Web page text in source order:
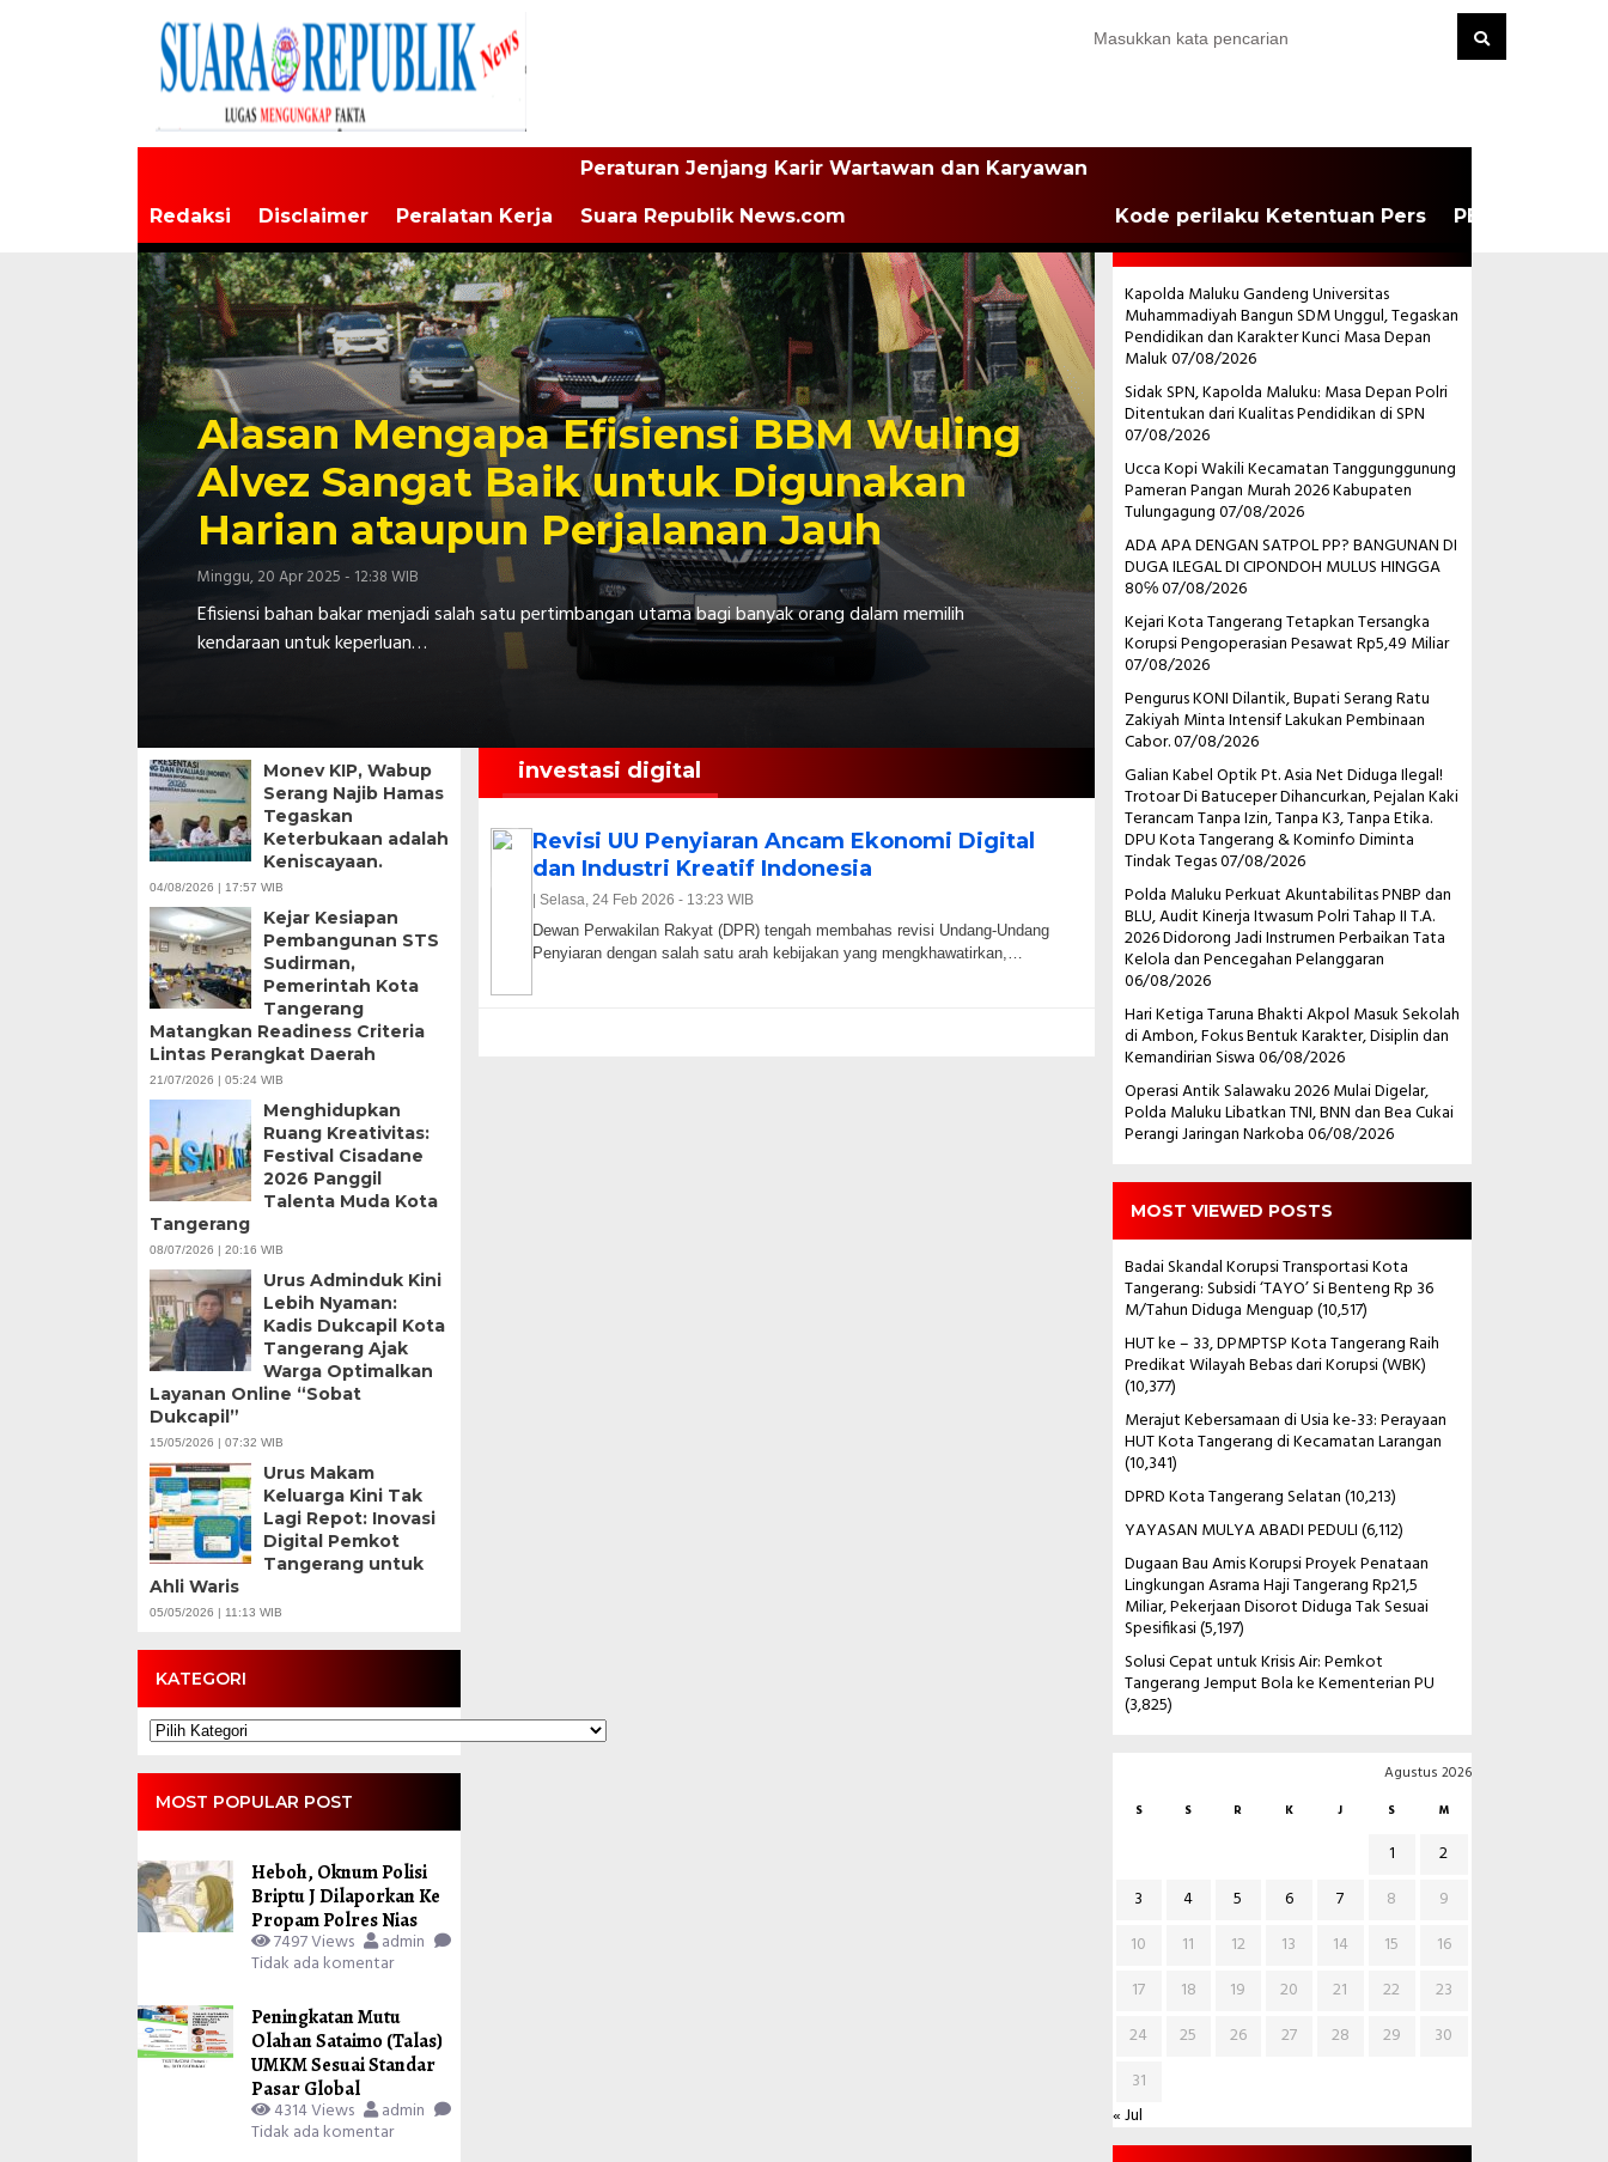
Redaksi Disclaimer Peralatan Kerja
Peraturan Jenjang Karir Wartawan dan Karyawan
Suara Republik News.com Kode perilaku Ketentuan Pers PEDOMAN
Alasan Mengapa Efisiensi BBM Wuling
Alvez Sangat Baik untuk Digunakan
Harian ataupun Perjalanan Jauh
Minggu, 20 Apr 2025 - 12:38 WIB
Efisiensi bahan bakar menjadi salah satu pertimbangan utama bagi banyak orang dalam memilih
kendaraan untuk keperluan…
Monev KIP, Wabup
Serang Najib Hamas
Tegaskan
Keterbukaan adalah
Keniscayaan.
04/08/2026 | 17:57 WIB
Kejar Kesiapan
Pembangunan STS
Sudirman,
Pemerintah Kota
Tangerang
Matangkan Readiness Criteria
Lintas Perangkat Daerah
21/07/2026 | 05:24 WIB
Menghidupkan
Ruang Kreativitas:
Festival Cisadane
2026 Panggil
Talenta Muda Kota
Tangerang
08/07/2026 | 20:16 WIB
Urus Adminduk Kini
Lebih Nyaman:
Kadis Dukcapil Kota
Tangerang Ajak
Warga Optimalkan
Layanan Online “Sobat
Dukcapil”
15/05/2026 | 07:32 WIB
Urus Makam
Keluarga Kini Tak
Lagi Repot: Inovasi
Digital Pemkot
Tangerang untuk
Ahli Waris
05/05/2026 | 11:13 WIB
KATEGORI
Kategori
MOST POPULAR POST
Heboh, Oknum Polisi
Briptu J Dilaporkan Ke
Propam Polres Nias
7497 Views admin
Tidak ada komentar
Peningkatan Mutu
Olahan Sataimo (Talas)
UMKM Sesuai Standar
Pasar Global
4314 Views admin
Tidak ada komentar
investasi digital
Revisi UU Penyiaran Ancam Ekonomi Digital
dan Industri Kreatif Indonesia
Selasa, 24 Feb 2026 - 13:23 WIB
Dewan Perwakilan Rakyat (DPR) tengah membahas revisi Undang-Undang
Penyiaran dengan salah satu arah kebijakan yang mengkhawatirkan,…
POS-POS TERBARU
Kapolda Maluku Gandeng Universitas
Muhammadiyah Bangun SDM Unggul, Tegaskan
Pendidikan dan Karakter Kunci Masa Depan
Maluk07/08/2026
Sidak SPN, Kapolda Maluku: Masa Depan Polri
Ditentukan dari Kualitas Pendidikan di SPN
07/08/2026
Ucca Kopi Wakili Kecamatan Tanggunggunung
Pameran Pangan Murah 2026 Kabupaten
Tulungagung07/08/2026
ADA APA DENGAN SATPOL PP? BANGUNAN DI
DUGA ILEGAL DI CIPONDOH MULUS HINGGA
80℅07/08/2026
Kejari Kota Tangerang Tetapkan Tersangka
Korupsi Pengoperasian Pesawat Rp5,49 Miliar
07/08/2026
Pengurus KONI Dilantik, Bupati Serang Ratu
Zakiyah Minta Intensif Lakukan Pembinaan
Cabor.07/08/2026
Galian Kabel Optik Pt. Asia Net Diduga Ilegal!
Trotoar Di Batuceper Dihancurkan, Pejalan Kaki
Terancam Tanpa Izin, Tanpa K3, Tanpa Etika.
DPU Kota Tangerang & Kominfo Diminta
Tindak Tegas07/08/2026
Polda Maluku Perkuat Akuntabilitas PNBP dan
BLU, Audit Kinerja Itwasum Polri Tahap II T.A.
2026 Didorong Jadi Instrumen Perbaikan Tata
Kelola dan Pencegahan Pelanggaran
06/08/2026
Hari Ketiga Taruna Bhakti Akpol Masuk Sekolah
di Ambon, Fokus Bentuk Karakter, Disiplin dan
Kemandirian Siswa06/08/2026
Operasi Antik Salawaku 2026 Mulai Digelar,
Polda Maluku Libatkan TNI, BNN dan Bea Cukai
Perangi Jaringan Narkoba06/08/2026
MOST VIEWED POSTS
Badai Skandal Korupsi Transportasi Kota
Tangerang: Subsidi ‘TAYO’ Si Benteng Rp 36
M/Tahun Diduga Menguap(10,517)
HUT ke – 33, DPMPTSP Kota Tangerang Raih
Predikat Wilayah Bebas dari Korupsi (WBK)
(10,377)
Merajut Kebersamaan di Usia ke-33: Perayaan
HUT Kota Tangerang di Kecamatan Larangan
(10,341)
DPRD Kota Tangerang Selatan(10,213)
YAYASAN MULYA ABADI PEDULI(6,112)
Dugaan Bau Amis Korupsi Proyek Penataan
Lingkungan Asrama Haji Tangerang Rp21,5
Miliar, Pekerjaan Disorot Diduga Tak Sesuai
Spesifikasi(5,197)
Solusi Cepat untuk Krisis Air: Pemkot
Tangerang Jemput Bola ke Kementerian PU
(3,825)
Agustus 2026
S S R K J S M
1
2
3
4 5 6 7 8
9
10
11 12 13 14 15
16
17
18 19 20 21 22
23
24
25 26 27 28 29
30
31
« Jul